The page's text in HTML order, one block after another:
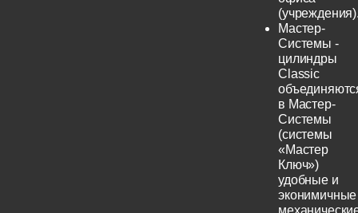
Мастер-
Системы -
цилиндры
Classic
в Мастер-
Системы
(системы
«Мастер
Ключ»)
удобные и
эконимичные